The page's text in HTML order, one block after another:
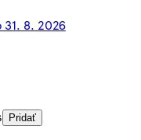
8. 2026
Pridať